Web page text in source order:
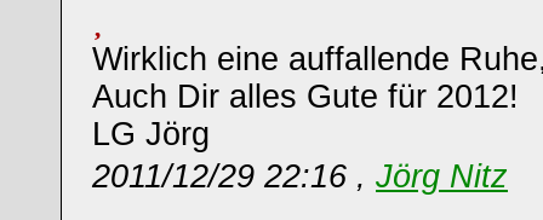
Wirklich eine auffallende
Auch Dir alles Gute für 2012!
LG Jörg
2011/12/29 22:16 , Jörg Nitz